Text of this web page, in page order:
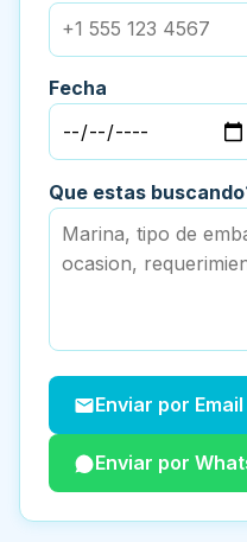
Fecha
Que estas
Enviar por Email
Enviar por